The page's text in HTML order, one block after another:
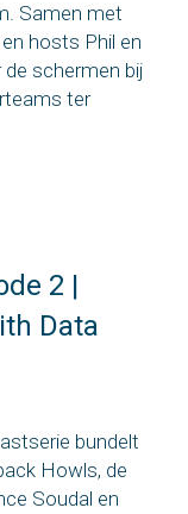
Samen met
hosts Phil en
de schermen bij
ter
2 |
Data
bundelt
Howls, de
Soudal en